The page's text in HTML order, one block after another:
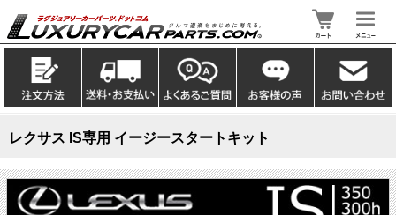
レクサス IS専用 イージースタートキット